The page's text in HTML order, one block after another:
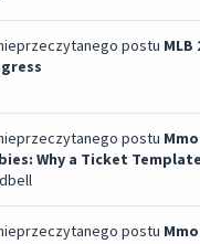
MLB
Why a Ticket